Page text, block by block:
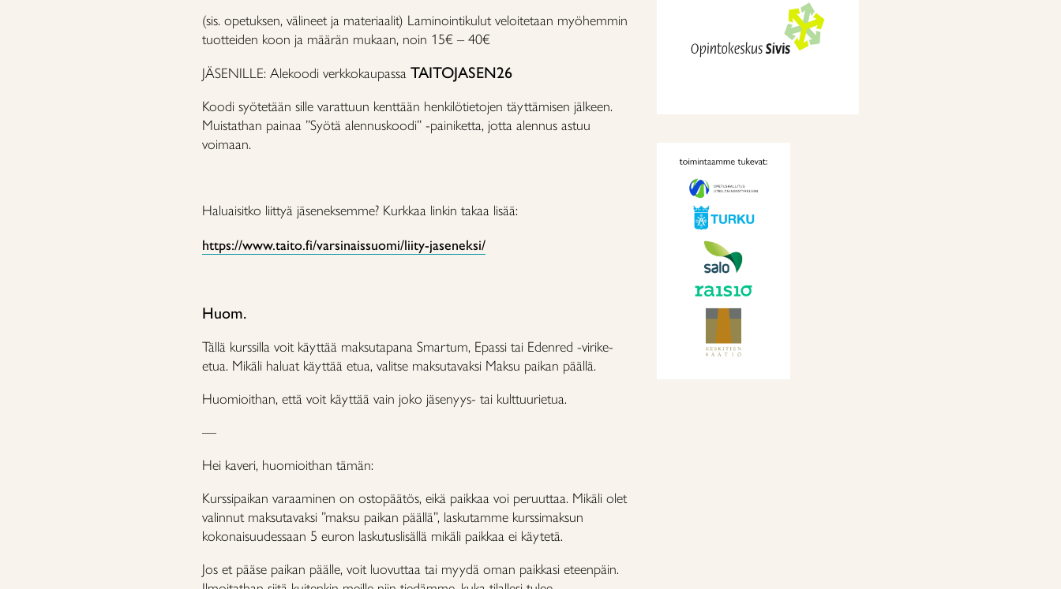
(sis. opetuksen, välineet ja materiaalit) Laminointikulut veloitetaan myöhemmin
tuotteiden koon ja määrän mukaan, noin 15€ – 40€
JÄSENILLE: Alekoodi verkkokaupassa TAITOJASEN26
Koodi syötetään sille varattuun kenttään henkilötietojen täyttämisen jälkeen.
Muistathan painaa ”Syötä alennuskoodi” -painiketta, jotta alennus astuu
voimaan.
Haluaisitko liittyä jäseneksemme? Kurkkaa linkin takaa lisää:
https://www.taito.fi/varsinaissuomi/liity-jaseneksi/
Huom.
Tällä kurssilla voit käyttää maksutapana Smartum, Epassi tai Edenred -virike-
etua. Mikäli haluat käyttää etua, valitse maksutavaksi Maksu paikan päällä.
Huomioithan, että voit käyttää vain joko jäsenyys- tai kulttuurietua.
—
Hei kaveri, huomioithan tämän:
Kurssipaikan varaaminen on ostopäätös, eikä paikkaa voi peruuttaa. Mikäli olet
valinnut maksutavaksi ”maksu paikan päällä”, laskutamme kurssimaksun
kokonaisuudessaan 5 euron laskutuslisällä mikäli paikkaa ei käytetä.
Jos et pääse paikan päälle, voit luovuttaa tai myydä oman paikkasi eteenpäin.